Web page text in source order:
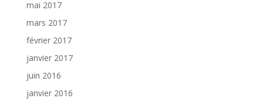
mai 2017
mars 2017
février 2017
janvier 2017
juin 2016
janvier 2016